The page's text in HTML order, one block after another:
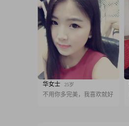
华女士 25岁
不用你多完美，我喜欢就好